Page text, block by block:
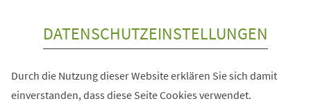
DATENSCHUTZEINSTELLUNGEN
Durch die Nutzung dieser Website erklären Sie sich damit
einverstanden, dass diese Seite Cookies verwendet.